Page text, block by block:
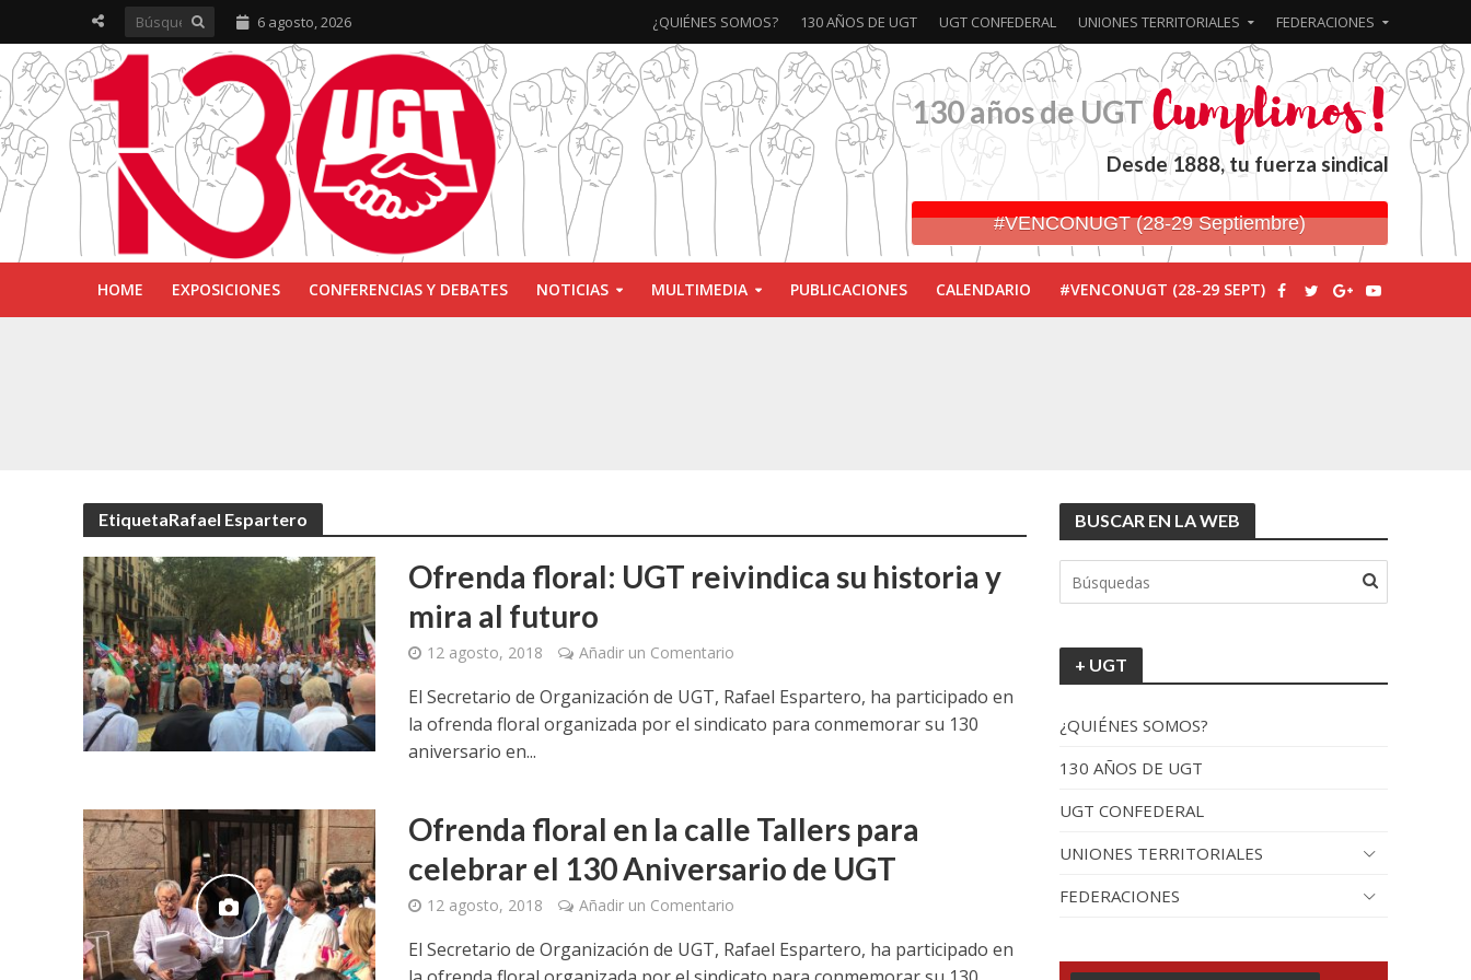
6 agosto, 2026 ¿QUIÉNES SOMOS? 130 AÑOS DE UGT UGT CONFEDERAL UNIONES TERRITORIALES FEDERACIONES
130 años de UGT
Desde 1888, tu fuerza sindical
#VENCONUGT (28-29 Septiembre)
HOME EXPOSICIONES CONFERENCIAS Y DEBATES NOTICIAS MULTIMEDIA PUBLICACIONES CALENDARIO #VENCONUGT (28-29 SEPT)
UGT Andalucía organiza las jornadas “Impactos económicos en Andalucía: la globalización cuestionada”.
Clausurada la exposición ‘130 aniversario’ en Las Palmas de Gran Canaria
Rivas acoge la exposición ‘130 Años de Luchas y Conquistas’
Javier Bueno, el periodista asesinado por Franco por sus editoriales de prensa
El Ayuntamiento de Sevilla acogerá la exposición 130 aniversario con la que UGT comenzó su recorrido por España
EtiquetaRafael Espartero
Ofrenda floral: UGT reivindica su historia y
mira al futuro
12 agosto, 2018 Añadir un Comentario
El Secretario de Organización de UGT, Rafael Espartero, ha participado en
la ofrenda floral organizada por el sindicato para conmemorar su 130
aniversario en...
Ofrenda floral en la calle Tallers para
celebrar el 130 Aniversario de UGT
12 agosto, 2018 Añadir un Comentario
El Secretario de Organización de UGT, Rafael Espartero, ha participado en
BUSCAR EN LA WEB
+ UGT
¿QUIÉNES SOMOS?
130 AÑOS DE UGT
UGT CONFEDERAL
UNIONES TERRITORIALES
FEDERACIONES